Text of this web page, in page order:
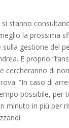
si stanno
la prossima
sulla gestione del
E proprio
cercheranno di
“In caso di
possibile, per
minuto in più per